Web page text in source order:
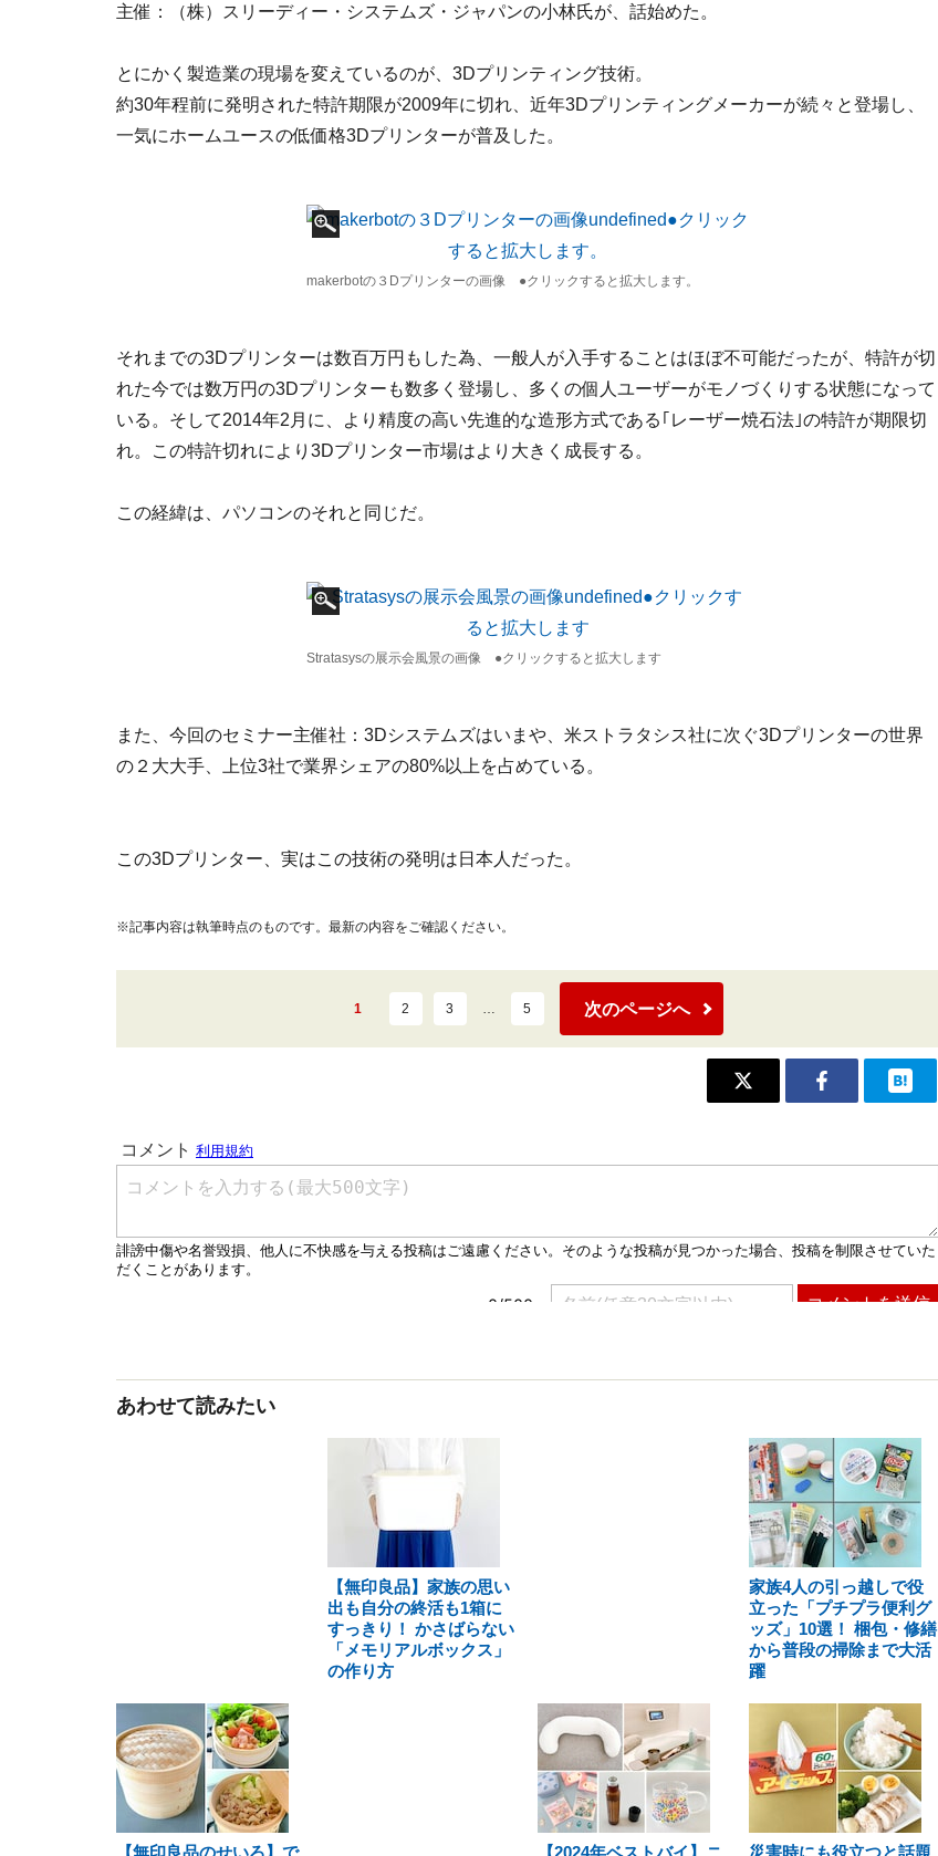
主催：（株）スリーディー・システムズ・ジャパンの小林氏が、話始めた。
とにかく製造業の現場を変えているのが、3Dプリンティング技術。
約30年程前に発明された特許期限が2009年に切れ、近年3Dプリンティングメーカーが続々と登場し、
一気にホームユースの低価格3Dプリンターが普及した。
makerbotの３Dプリンターの画像 ●クリックすると拡大します。
それまでの3Dプリンターは数百万円もした為、一般人が入手することはほぼ不可能だったが、特許が切
れた今では数万円の3Dプリンターも数多く登場し、多くの個人ユーザーがモノづくりする状態になって
いる。そして2014年2月に、より精度の高い先進的な造形方式である｢レーザー焼石法｣の特許が期限切
れ。この特許切れにより3Dプリンター市場はより大きく成長する。
この経緯は、パソコンのそれと同じだ。
Stratasysの展示会風景の画像 ●クリックすると拡大します
また、今回のセミナー主催社：3Dシステムズはいまや、米ストラタシス社に次ぐ3Dプリンターの世界
の２大大手、上位3社で業界シェアの80%以上を占めている。
この3Dプリンター、実はこの技術の発明は日本人だった。
※記事内容は執筆時点のものです。最新の内容をご確認ください。
1 2 3 … 5 次のページへ
あわせて読みたい
【無印良品】家族の思い
出も自分の終活も1箱に
すっきり！ かさばらない
「メモリアルボックス」
の作り方
家族4人の引っ越しで役
立った「プチプラ便利グ
ッズ」10選！ 梱包・修繕
から普段の掃除まで大活
躍
【無印良品のせいろ】で 【2024年ベストバイ】ニ 災害時にも役立つと話題